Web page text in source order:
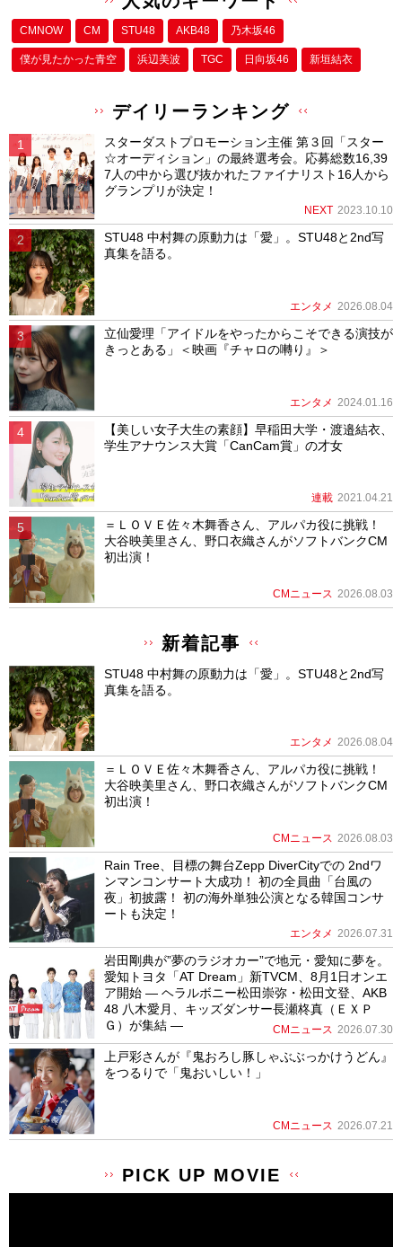
CMNOW CM STU48 AKB48 乃木坂46
僕が⾒たかった⻘空 浜辺美波 TGC 日向坂46 新垣結衣
デイリーランキング
スターダストプロモーション主催 第３回「スター
☆オーディション」の最終選考会。応募総数16,39
7人の中から選び抜かれたファイナリスト16人から
グランプリが決定！
NEXT 2023.10.10
STU48 中村舞の原動力は「愛」。STU48と2nd写
真集を語る。
エンタメ 2026.08.04
立仙愛理「アイドルをやったからこそできる演技が
きっとある」＜映画『チャロの囀り』＞
エンタメ 2024.01.16
【美しい女子大生の素顔】早稲田大学・渡邉結衣、
学生アナウンス大賞「CanCam賞」の才女
連載 2021.04.21
＝ＬＯＶＥ佐々木舞香さん、アルパカ役に挑戦！
大谷映美里さん、野口衣織さんがソフトバンクCM
初出演！
CMニュース 2026.08.03
新着記事
STU48 中村舞の原動力は「愛」。STU48と2nd写
真集を語る。
エンタメ 2026.08.04
＝ＬＯＶＥ佐々木舞香さん、アルパカ役に挑戦！
大谷映美里さん、野口衣織さんがソフトバンクCM
初出演！
CMニュース 2026.08.03
Rain Tree、目標の舞台Zepp DiverCityでの 2ndワ
ンマンコンサート大成功！ 初の全員曲「台風の
夜」初披露！ 初の海外単独公演となる韓国コンサ
ートも決定！
エンタメ 2026.07.31
岩田剛典が”夢のラジオカー”で地元・愛知に夢を。
愛知トヨタ「AT Dream」新TVCM、8月1日オンエ
ア開始 ― ヘラルボニー松田崇弥・松田文登、AKB
48 八木愛月、キッズダンサー長瀬柊真（ＥＸＰ
Ｇ）が集結 ―
CMニュース 2026.07.30
上戸彩さんが『鬼おろし豚しゃぶぶっかけうどん』
をつるりで「鬼おいしい！」
CMニュース 2026.07.21
PICK UP MOVIE